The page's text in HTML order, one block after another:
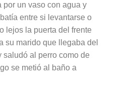
por un vaso con agua y
entre si levantarse o
lejos la puerta del frente
su marido que llegaba del
saludó al perro como de
se metió al baño a